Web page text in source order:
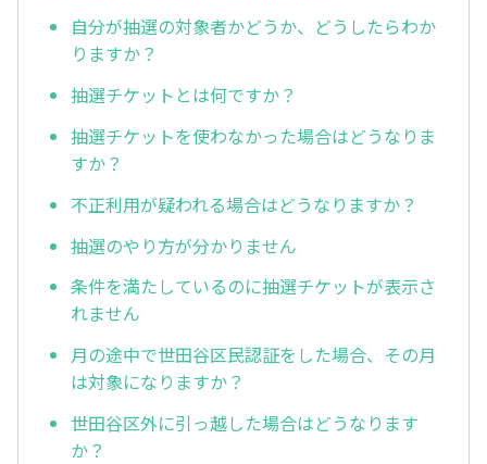
自分が抽選の対象者かどうか、どうしたらわか
りますか？
抽選チケットとは何ですか？
抽選チケットを使わなかった場合はどうなりま
すか？
不正利用が疑われる場合はどうなりますか？
抽選のやり方が分かりません
条件を満たしているのに抽選チケットが表示さ
れません
月の途中で世田谷区民認証をした場合、その月
は対象になりますか？
世田谷区外に引っ越した場合はどうなります
か？